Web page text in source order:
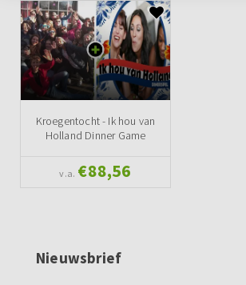
Kroegentocht - Ik hou van
Holland Dinner Game
v.a. €88,56
Nieuwsbrief